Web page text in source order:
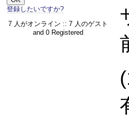
登録したいですか?
7 人がオンライン :: 7 人のゲスト
and 0 Registered